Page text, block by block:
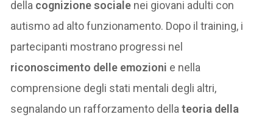
della cognizione sociale nei giovani adulti con
autismo ad alto funzionamento. Dopo il training, i
partecipanti mostrano progressi nel
riconoscimento delle emozioni e nella
comprensione degli stati mentali degli altri,
segnalando un rafforzamento dellateoria della